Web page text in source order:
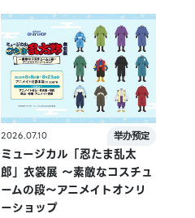
2026.07.10
ミュージカル「忍たま乱太
郎」衣裳展 ～素敵なコスチュ
ームの段～アニメイトオンリ
ーショップ